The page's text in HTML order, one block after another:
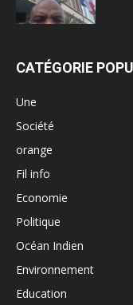
CATÉGORIE
Une
Société
orange
Fil info
Economie
Politique
Océan Indien
Environnement
Education